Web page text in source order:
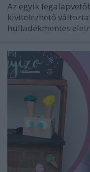
Az egyik
kivitelezhető
hulladékmentes